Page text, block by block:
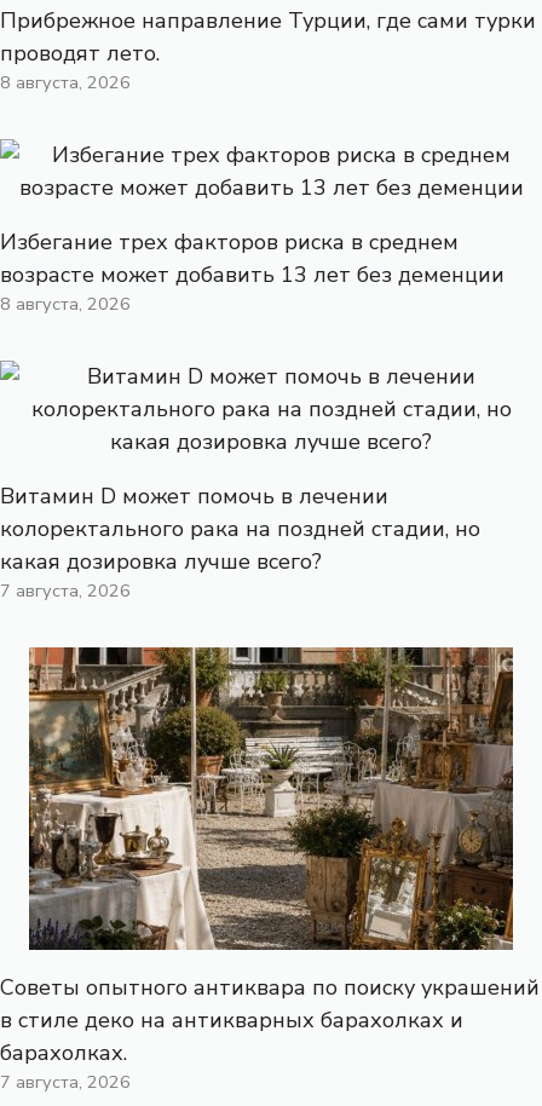
Прибрежное направление Турции, где сами турки
проводят лето.
8 августа, 2026
Избегание трех факторов риска в среднем
возрасте может добавить 13 лет без деменции
8 августа, 2026
Витамин D может помочь в лечении
колоректального рака на поздней стадии, но
какая дозировка лучше всего?
7 августа, 2026
Советы опытного антиквара по поиску украшений
в стиле деко на антикварных барахолках и
барахолках.
7 августа, 2026